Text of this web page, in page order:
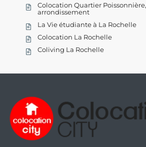
Colocation Quartier
arrondissement
La Vie étudiante à La Rochelle
Colocation La Rochelle
Coliving La Rochelle